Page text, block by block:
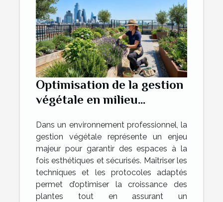
Optimisation de la gestion
végétale en milieu
et sécurité
Dans un environnement professionnel, la
gestion végétale représente un enjeu
majeur pour garantir des espaces à la
fois esthétiques et sécurisés. Maîtriser les
techniques et les protocoles adaptés
permet d’optimiser la croissance des
plantes tout en assurant un